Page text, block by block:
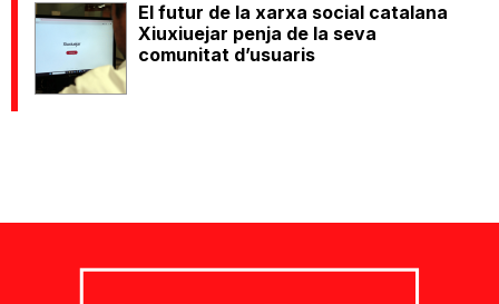
El futur de la xarxa social catalana
Xiuxiuejar penja de la seva
comunitat d’usuaris